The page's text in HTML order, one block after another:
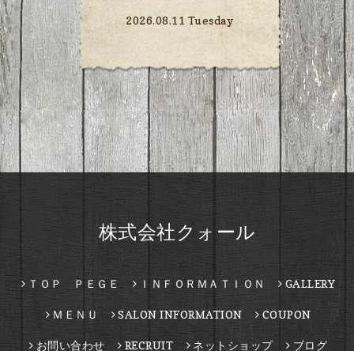
2026.08.11 Tuesday
株式会社クォール
ＴＯＰ ＰＥＧＥ ＩＮＦＯＲＭＡＴＩＯＮ GALLERY
ＭＥＮＵ SALON INFORMATION COUPON
お問い合わせ RECRUIT ネットショップ ブログ